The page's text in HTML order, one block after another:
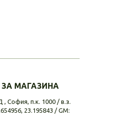
МАГАЗИНА
София, п.к. 1000 / в.з.
23.195843 / GM: